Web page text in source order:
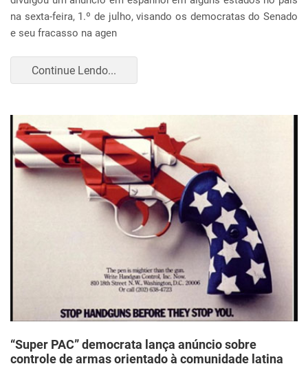
na sexta-feira, 1.º de julho, visando os democratas do Senado
e seu fracasso na agen
Continue Lendo...
“Super PAC” democrata lança anúncio sobre
controle de armas orientado à comunidade latina